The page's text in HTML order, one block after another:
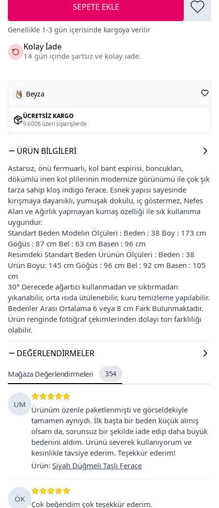
SEPETE EKLE
Genellikle 1-3 gün içerisinde kargoya verilir
Kolay İade
14 gün içinde şartsız ve kolay iade.
Beyza
ÜCRETSIZ KARGO
9.600₺ üzeri siparişlerde
ÜRÜN BILGILERI
Astarsız, önü fermuarlı, kol bant espirisi, boncukları,
dökümlü inen kol plilerinin modernize görünümü ile çok şık
tarza sahip kloş indigo ferace. Esnek yapısı sayesinde
kırışmaya dayanıklı, yumuşak dokulu, iç göstermez, Nefes
Alan ve Ağırlık yapmayan kumaş özelliği ile sık kullanıma
uygundur.
Standart Beden Modelin Ölçüleri : Beden : 38 Boy : 173 cm
Göğüs : 87 cm Bel : 63 cm Basen : 96 cm
Resimdeki Standart Beden Ürünün Ölçüleri : Beden : 38
Ürün Boyu: 145 cm Göğüs : 96 cm Bel : 92 cm Basen : 105
cm
30° Derecede ağartıcı kullanmadan ve sıktırmadan
yıkanabilir, orta ısıda ütülenebilir, kuru temizleme yapılabilir.
Bedenler Arası Ortalama 6 veya 8 cm Fark Bulunmaktadır.
Ürün renginde fotoğraf çekimlerinden dolayı ton farklılığı
olabilir.
DEĞERLENDIRMELER
Mağaza Değerlendirmeleri 354
UM
Ürünüm özenle paketlenmişti ve görseldekiyle
tamamen aynıydı. İlk başta bir beden küçük almış
olsam da, sorunsuz bir şekilde iade edip daha büyük
bedenini aldım. Ürünü severek kullanıyorum ve
kesinlikle tavsiye ederim. Teşekkür ederim!
Ürün: Siyah Düğmeli Taşlı Ferace
ÖK
Çok beğendim çok teşekkür ederim.